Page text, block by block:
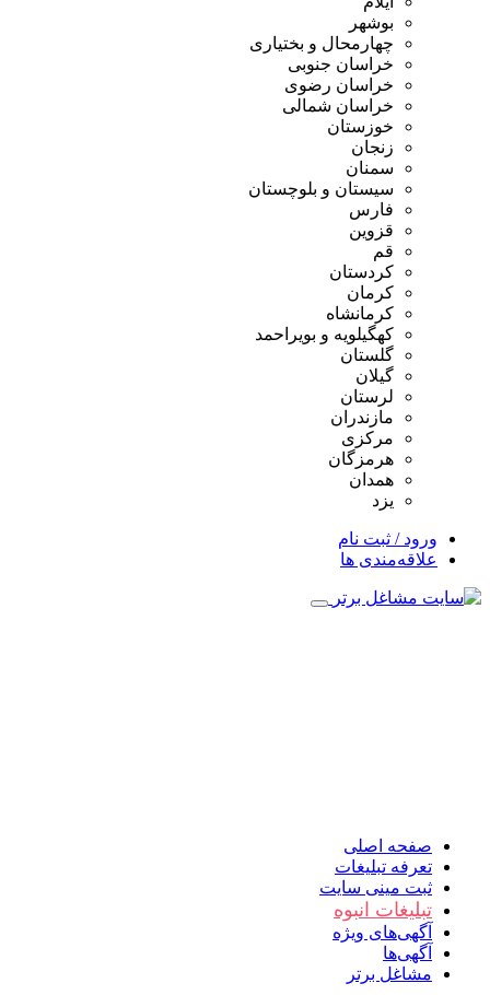
بوشهر
چهارمحال و بختیاری
خراسان جنوبی
خراسان رضوی
خراسان شمالی
خوزستان
زنجان
سمنان
سیستان و بلوچستان
فارس
قزوین
قم
کردستان
کرمان
کرمانشاه
کهگیلویه و بویراحمد
گلستان
گیلان
لرستان
مازندران
مرکزی
هرمزگان
همدان
یزد
ورود / ثبت نام
علاقه‌مندی ها
صفحه اصلی
تعرفه تبلیغات
ثبت مینی سایت
تبلیغات انبوه
آگهی‌های ویژه
آگهی‌ها
مشاغل برتر